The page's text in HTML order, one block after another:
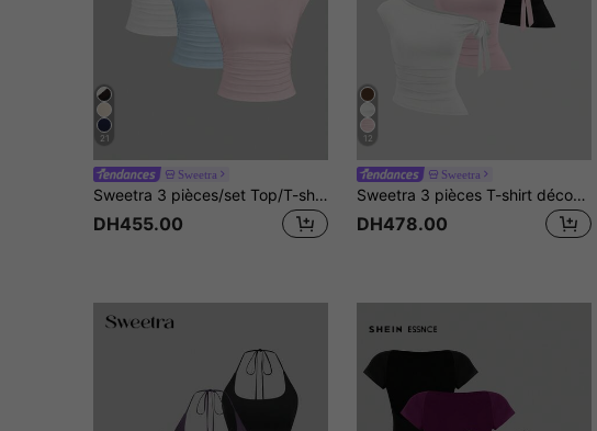
21
Sweetra
Sweetra 3 pièces/set Top/T-shirt ajusté à manches courtes sexy, dos nu, respirant et absorbant l'humidité pour femmes
DH455.00
12
Sweetra
Sweetra 3 pièces T-shirt décontracté pour femmes en couleur unie avec épaule oblique, confortable
DH478.00